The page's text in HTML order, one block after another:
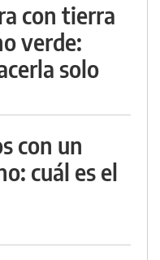
con tierra
verde:
solo
con un
cuál es el